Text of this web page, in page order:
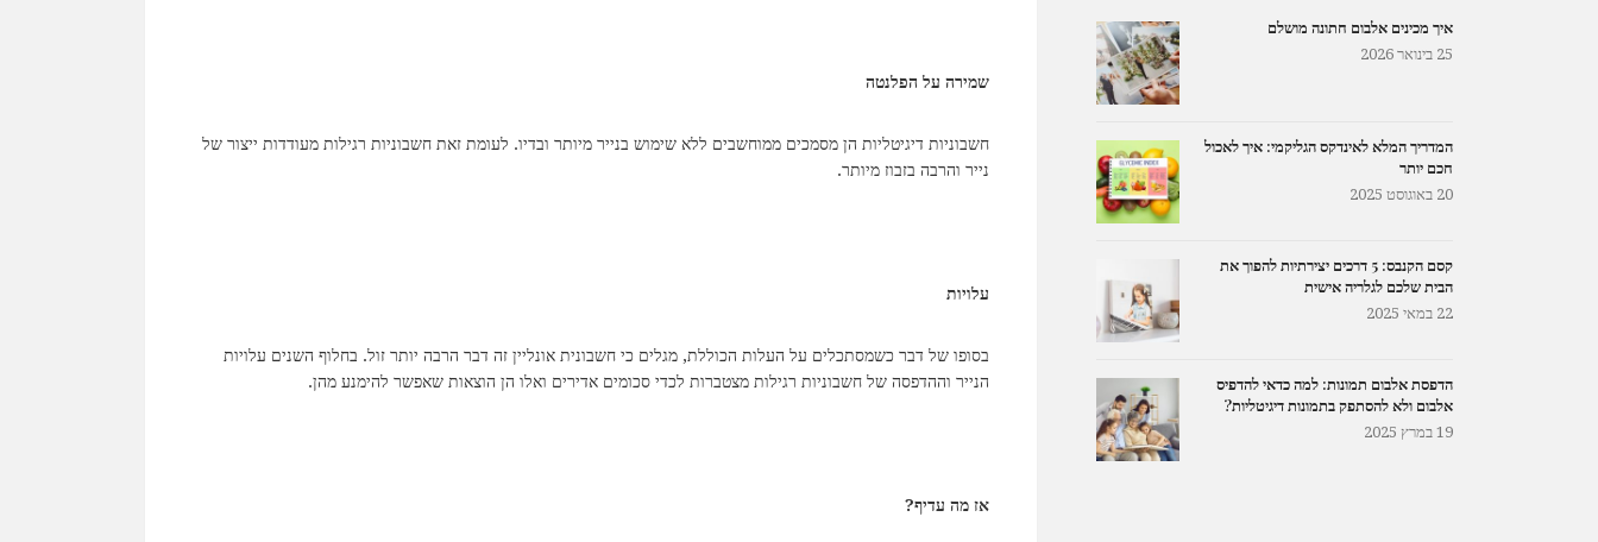
שמירה על הפלנטה
חשבוניות דיגיטליות הן מסמכים ממוחשבים ללא שימוש בנייר מיותר ובדיו. לעומת זאת חשבוניות רגילות מעודדות ייצור של
נייר והרבה בזבוז מיותר.
עלויות
בסופו של דבר כשמסתכלים על העלות הכוללת, מגלים כי חשבונית אונליין זה דבר הרבה יותר זול. בחלוף השנים עלויות
הנייר וההדפסה של חשבוניות רגילות מצטברות לכדי סכומים אדירים ואלו הן הוצאות שאפשר להימנע מהן.
אז מה עדיף?
איך מכינים אלבום חתונה מושלם
25 בינואר 2026
המדריך המלא לאינדקס הגליקמי: איך לאכול
חכם יותר
20 באוגוסט 2025
קסם הקנבס: 5 דרכים יצירתיות להפוך את
הבית שלכם לגלריה אישית
22 במאי 2025
הדפסת אלבום תמונות: למה כדאי להדפיס
אלבום ולא להסתפק בתמונות דיגיטליות?
19 במרץ 2025